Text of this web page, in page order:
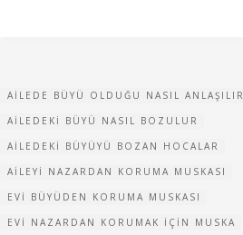
AILEDE BÜYÜ OLDUĞU NASIL ANLAŞILIR
AILEDEKI BÜYÜ NASIL BOZULUR
AILEDEKI BÜYÜYÜ BOZAN HOCALAR
AILEYI NAZARDAN KORUMA MUSKASI
EVI BÜYÜDEN KORUMA MUSKASI
EVI NAZARDAN KORUMAK IÇIN MUSKA